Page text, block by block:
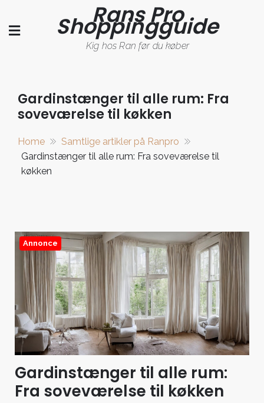
content
Rans Pro
Shoppingguide
Kig hos Ran før du køber
Gardinstænger til alle rum: Fra
soveværelse til køkken
Home
Samtlige artikler på Ranpro
Gardinstænger til alle rum: Fra soveværelse til
køkken
Annonce
Gardinstænger til alle rum:
Fra soveværelse til køkken